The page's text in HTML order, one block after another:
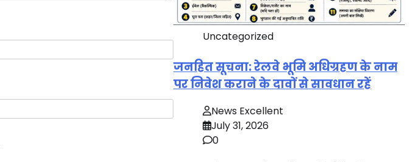
Uncategorized
जनहित सूचना: रेलवे भूमि अधिग्रहण के नाम
पर निवेश कराने के दावों से सावधान रहें
News Excellent
July 31, 2026
0